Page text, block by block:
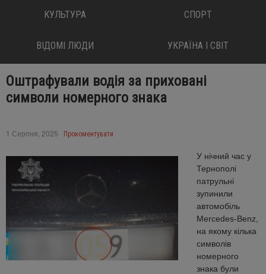
КУЛЬТУРА СПОРТ
ВІДОМІ ЛЮДИ УКРАЇНА І СВІТ
Оштрафували водія за приховані
символи номерного знака
1 Серпня, 2025 Прокоментувати
У нічний час у
Тернополі
патрульні
зупинили
автомобіль
Mercedes-Benz,
на якому кілька
символів
номерного
знака були